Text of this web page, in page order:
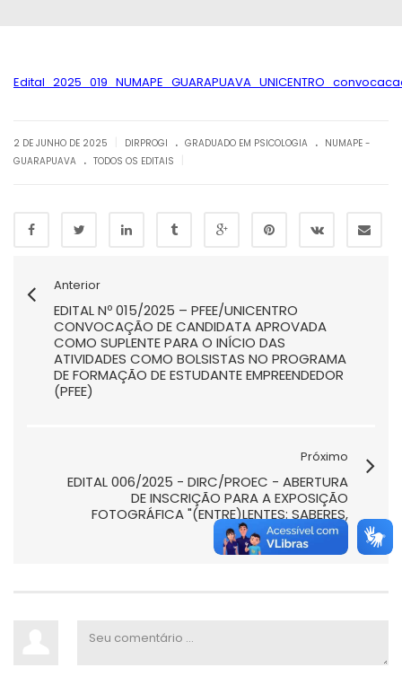
2 DE JUNHO DE 2025 DIRPROGI . GRADUADO EM PSICOLOGIA . NUMAPE -
GUARAPUAVA . TODOS OS EDITAIS
Anterior
EDITAL Nº 015/2025 – PFEE/UNICENTRO
CONVOCAÇÃO DE CANDIDATA APROVADA
COMO SUPLENTE PARA O INÍCIO DAS
ATIVIDADES COMO BOLSISTAS NO PROGRAMA
DE FORMAÇÃO DE ESTUDANTE EMPREENDEDOR
(PFEE)
Próximo
EDITAL 006/2025 - DIRC/PROEC - ABERTURA
DE INSCRIÇÃO PARA A EXPOSIÇÃO
FOTOGRÁFICA "(ENTRE)LENTES: SABERES,
IMAGENS E CULTURA"